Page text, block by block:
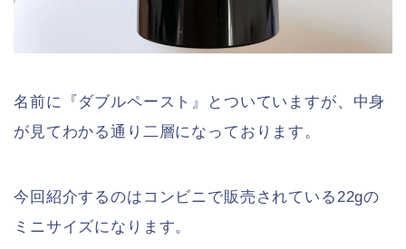
名前に『ダブルペースト』とついていますが、中身
が見てわかる通り二層になっております。
今回紹介するのはコンビニで販売されている22gの
ミニサイズになります。